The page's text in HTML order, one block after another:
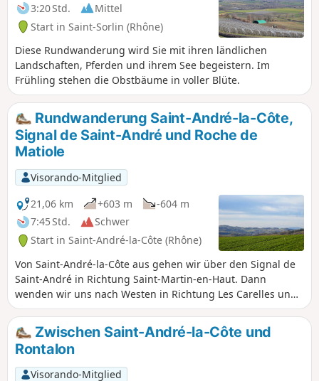
3:20 Std.
Mittel
Start in Saint-Sorlin (Rhône)
Diese Rundwanderung wird Sie mit ihren ländlichen
Landschaften, Pferden und ihrem See begeistern. Im
Frühling stehen die Obstbäume in voller Blüte.
Rundwanderung Saint-André-la-Côte,
Signal de Saint-André und Roche de
Matiole
Visorando-Mitglied
21,06 km
+603 m
-604 m
7:45 Std.
Schwer
Start in Saint-André-la-Côte (Rhône)
Von Saint-André-la-Côte aus gehen wir über den Signal de
Saint-André in Richtung Saint-Martin-en-Haut. Dann
wenden wir uns nach Westen in Richtung Les Carelles und
La Chapusière, um zur Roche de Matiole zu gelangen.
Anschließend steigen wir über Chavagnieux, Soleymieux
und Chavassieux wieder hinab nach Sainte-Catherine. Nach
Montaland überqueren wir das Dorf Sainte-Catherine und
gelangen zumFernwanderweg GR®7, der uns zurück nach
Zwischen Saint-André-la-Côte und
Rontalon
Visorando-Mitglied